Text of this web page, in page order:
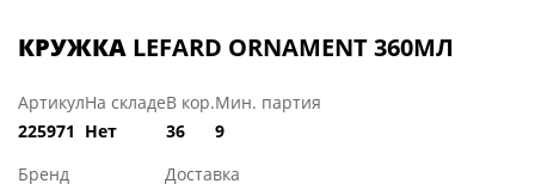
КРУЖКА LEFARD ORNAMENT 360МЛ
Артикул
225971
На складе
Нет
В кор.
36
Мин. партия
9
Бренд
Доставка